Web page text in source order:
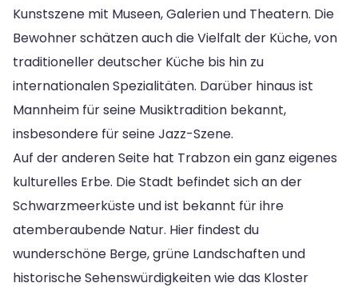
Kunstszene mit Museen, Galerien und Theatern. Die
Bewohner schätzen auch die Vielfalt der Küche, von
traditioneller deutscher Küche bis hin zu
internationalen Spezialitäten. Darüber hinaus ist
Mannheim für seine Musiktradition bekannt,
insbesondere für seine Jazz-Szene.
Auf der anderen Seite hat Trabzon ein ganz eigenes
kulturelles Erbe. Die Stadt befindet sich an der
Schwarzmeerküste und ist bekannt für ihre
atemberaubende Natur. Hier findest du
wunderschöne Berge, grüne Landschaften und
historische Sehenswürdigkeiten wie das Kloster